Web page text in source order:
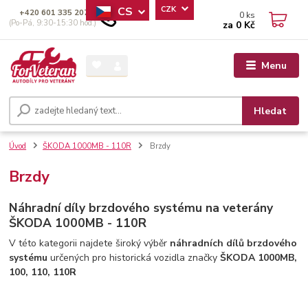
Menu
CS CZK
Hledat
+420 601 335 207
(Po-Pá, 9:30-15:30 hod.)
0 ks
za 0 Kč
Úvod ŠKODA 1000MB - 110R Brzdy
Brzdy
Náhradní díly brzdového systému na veterány
ŠKODA 1000MB - 110R
V této kategorii najdete široký výběr náhradních dílů brzdového
systému určených pro historická vozidla značkyŠKODA 1000MB,
100, 110, 110R